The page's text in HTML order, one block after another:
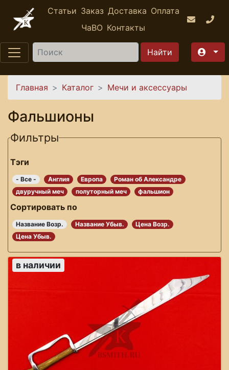
Перейти к основному содержанию
Статьи Заказ Доставка Оплата
ЧаВО Контакты
Найти
Вы здесь
Главная Каталог Мечи и аксессуары
Фальшионы
Фильтры
Тэги
- Все - Англия Европа
Роман об Александре
двуручный меч
полуторный меч фальшион
Сортировать по
Название Возр. Название Убыв.
Цена Возр.
Цена Убыв.
в наличии